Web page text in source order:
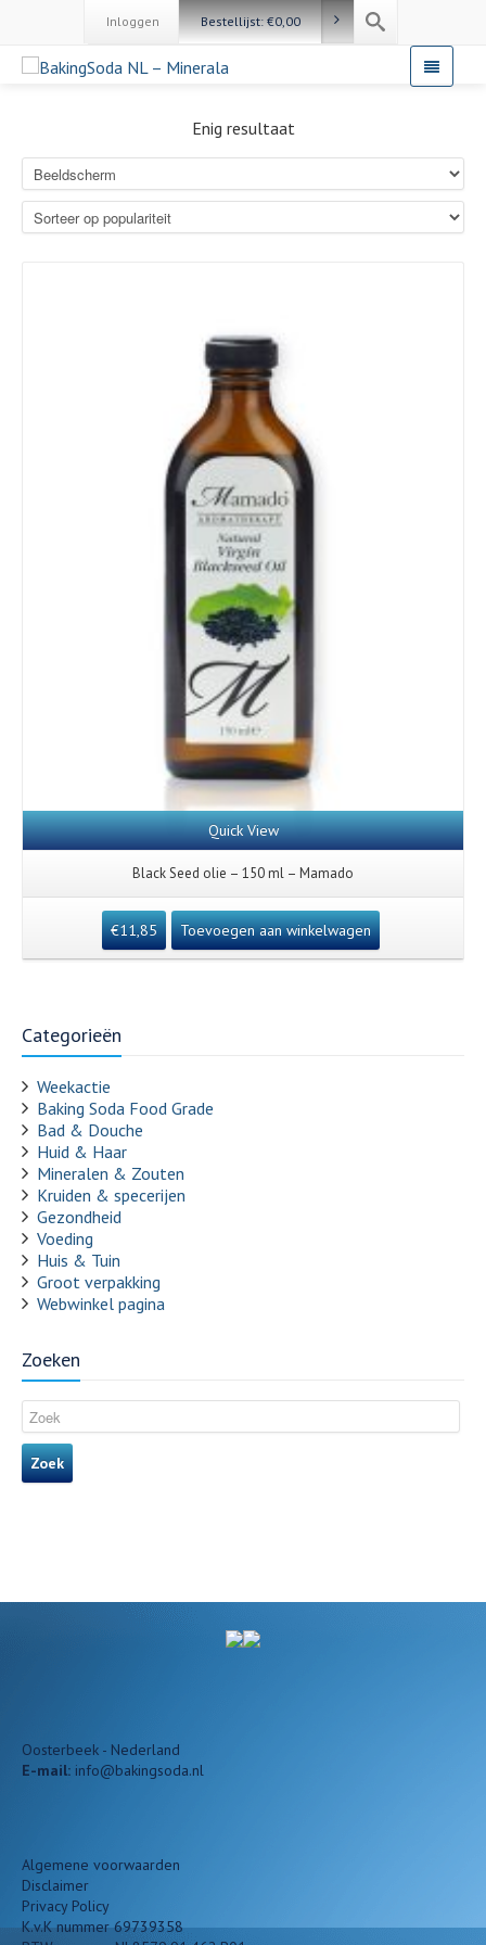
Inloggen Bestellijst:€0,00
Enig resultaat
Details
Quick View
Black Seed olie – 150 ml – Mamado
€11,85 Toevoegen aan winkelwagen
Categorieën
Weekactie
Baking Soda Food Grade
Bad & Douche
Huid & Haar
Mineralen & Zouten
Kruiden & specerijen
Gezondheid
Voeding
Huis & Tuin
Groot verpakking
Webwinkel pagina
Zoeken
Zoek
Oosterbeek - Nederland
E-mail: info@bakingsoda.nl
Algemene voorwaarden
Disclaimer
Privacy Policy
K.v.K nummer 69739358